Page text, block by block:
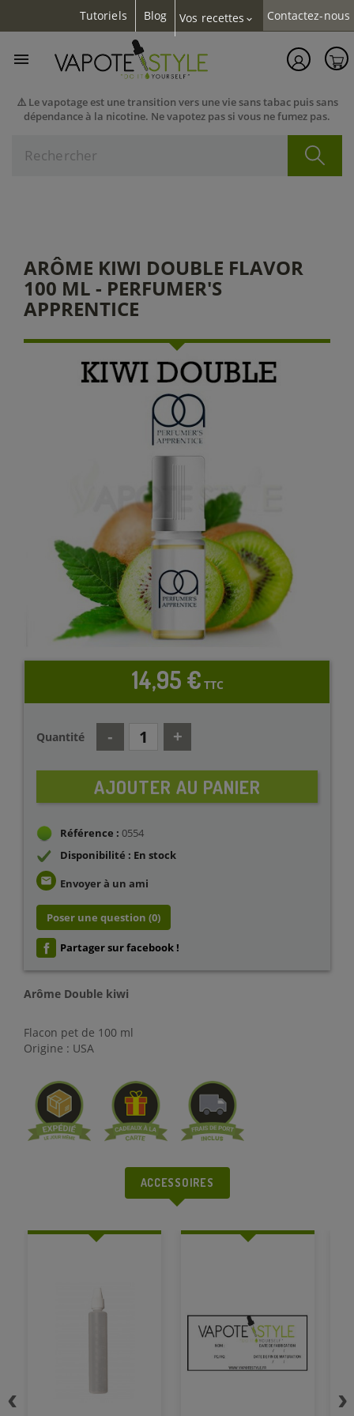
Tutoriels Blog Vos recettes expand_more Contactez-nous
⚠️ Le vapotage est une transition vers une vie sans tabac puis sans
dépendance à la nicotine. Ne vapotez pas si vous ne fumez pas.

ARÔME KIWI DOUBLE FLAVOR
100 ML - PERFUMER'S
APPRENTICE
14,95 € TTC
Quantité
AJOUTER AU PANIER
Référence : 0554
Disponibilité : En stock
email Envoyer à un ami
Poser une question (0)
Partager sur facebook !
Arôme Double kiwi
Flacon pet de 100 ml
Origine : USA
ACCESSOIRES